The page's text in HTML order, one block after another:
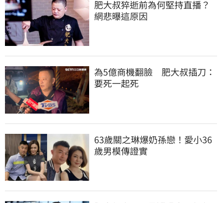
肥大叔猝逝前為何堅持直播？
網悲曝這原因
為5億商機翻臉　肥大叔插刀：
要死一起死
63歲關之琳爆奶孫戀！愛小36
歲男模傳證實